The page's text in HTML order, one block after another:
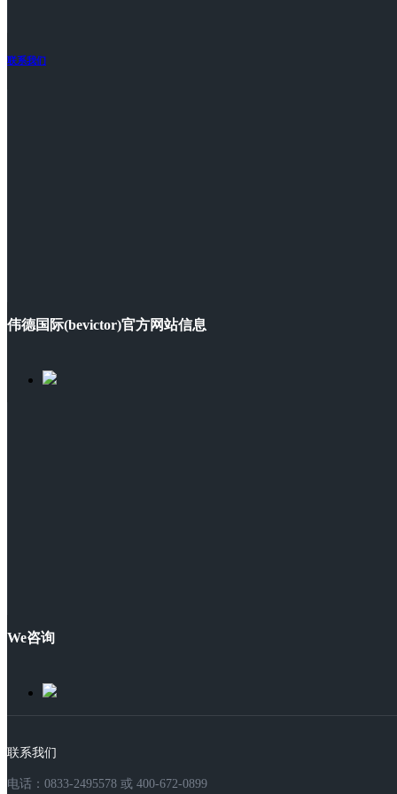
联系我们
伟德国际(bevictor)官方网站信息
We咨询
联系我们
电话：0833-2495578 或 400-672-0899